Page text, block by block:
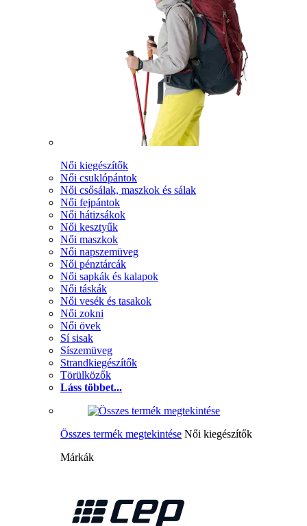
Női kiegészítők
Női csuklópántok
Női csősálak, maszkok és sálak
Női fejpántok
Női hátizsákok
Női kesztyűk
Női maszkok
Női napszemüveg
Női pénztárcák
Női sapkák és kalapok
Női táskák
Női vesék és tasakok
Női zokni
Női övek
Sí sisak
Síszemüveg
Strandkiegészítők
Törülközők
Láss többet...
Összes termék megtekintése Női kiegészítők
Márkák